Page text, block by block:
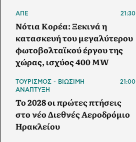
ΑΠΕ 21:30
Νότια Κορέα: Ξεκινά η
κατασκευή του μεγαλύτερου
φωτοβολταϊκού έργου της
χώρας, ισχύος 400 MW
ΤΟΥΡΙΣΜΟΣ - ΒΙΩΣΙΜΗ
ΑΝΑΠΤΥΞΗ
21:00
Το 2028 οι πρώτες πτήσεις
στο νέο Διεθνές Αεροδρόμιο
Ηρακλείου